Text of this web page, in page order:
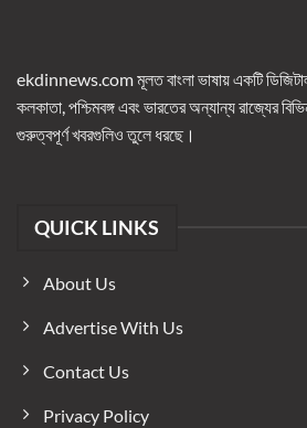
ekdinnews.com মূলত বাংলা ভাষায় একটি ডিজিটাল
কলকাতা, পশ্চিমবঙ্গ এবং ভারতের অন্যান্য রাজ্যের
গুরুত্বপূর্ণ খবরগুলিও তুলে ধরছে।
QUICK LINKS
About Us
Advertise With Us
Contact Us
Privacy Policy